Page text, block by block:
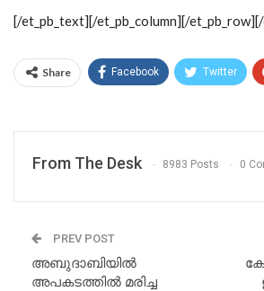
[/et_pb_text][/et_pb_column][/
Share Facebook Twitter
From The Desk 8983 Posts 0
PREV POST
അബുദാബിയിൽ
അപകടത്തിൽ മരിച്ച